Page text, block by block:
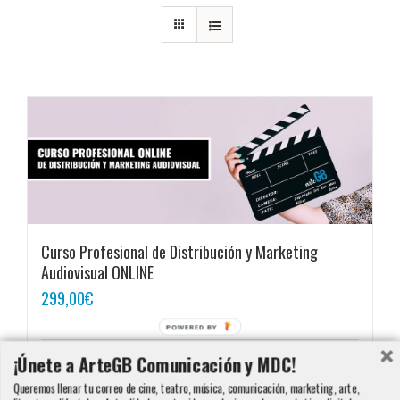
Curso Profesional de Distribución y Marketing
Audiovisual ONLINE
299,00€
Añadir al carrito
¡Únete a ArteGB Comunicación y MDC!
Queremos llenar tu correo de cine, teatro, música, comunicación, marketing, arte,
POWERED BY